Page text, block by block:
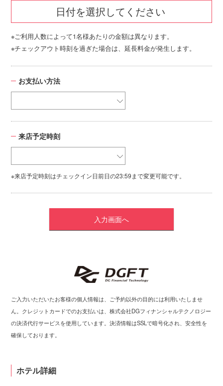
日付を選択してください
※ご利用人数によって1名様あたりの金額は異なります。
※チェックアウト時刻を過ぎた場合は、延長料金が発生します。
お支払い方法
来店予定時刻
※来店予定時刻はチェックイン日前日の23:59まで変更可能です。
ご入力いただいたお客様の個人情報は、ご予約以外の目的には利用いたしませ
ん。クレジットカードでのお支払いは、株式会社DGフィナンシャルテクノロジー
の決済代行サービスを使用しています。決済情報はSSLで暗号化され、安全性を
確保しております。
ホテル詳細